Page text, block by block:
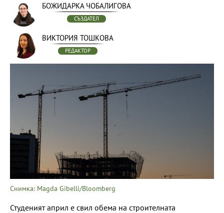
БОЖИДАРКА ЧОБАЛИГОВА
СЪЗДАТЕЛ
ВИКТОРИЯ ТОШКОВА
РЕДАКТОР
Снимка: Magda Gibelli/Bloomberg
Студеният април е свил обема на строителната